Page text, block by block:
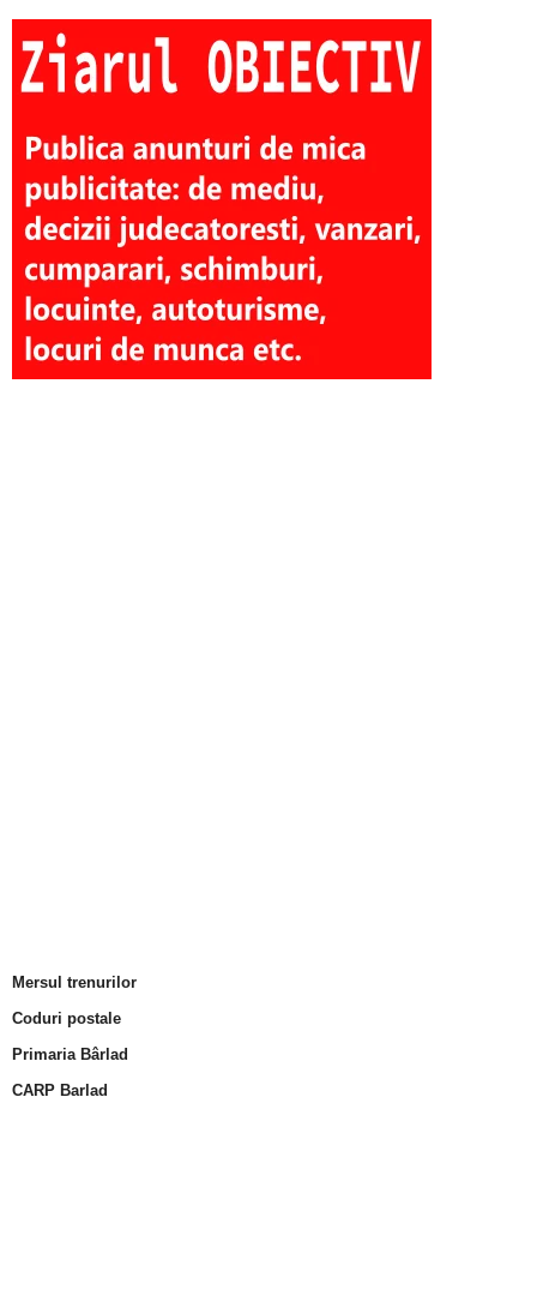
Mersul trenurilor
Coduri postale
Primaria Bârlad
CARP Barlad